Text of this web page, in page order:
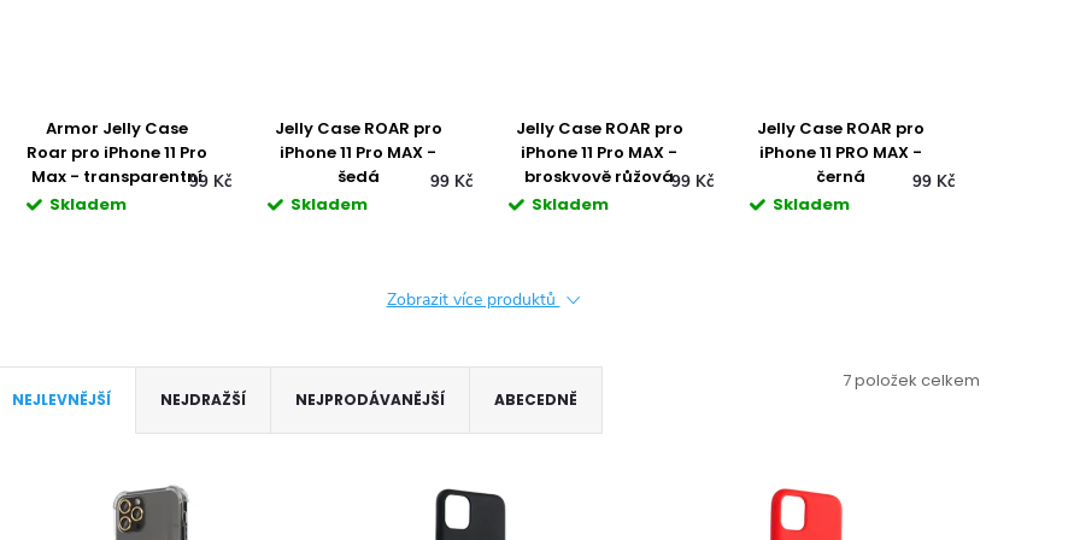
Pro
99 Kč
Jelly Case ROAR pro
iPhone 11 Pro MAX -
šedá
Skladem
Jelly Case ROAR pro
iPhone 11 Pro MAX -
broskvově růžová
Skladem
99 Kč
Jelly Case ROAR pro
iPhone 11 PRO MAX -
černá
Skladem
Průhledné pouzdro
pro iPhone 11 PRO
MAX
Skladem
Zobrazit více produktů
NEJLEVNĚJŠÍ NEJDRAŽŠÍ NEJPRODÁVANĚJŠÍ ABECEDNĚ
7položek celkem